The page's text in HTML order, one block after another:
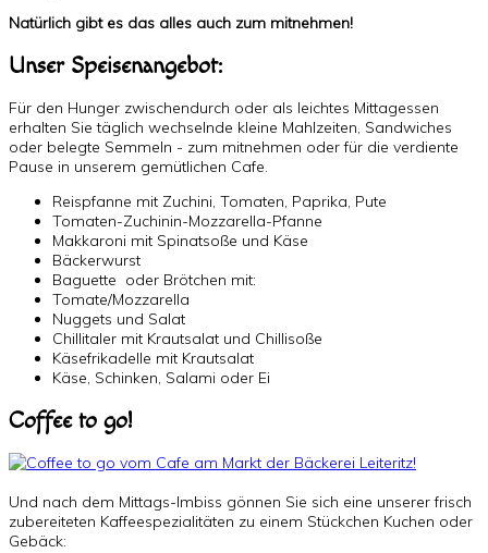
Natürlich gibt es das alles auch zum mitnehmen!
Unser Speisenangebot:
Für den Hunger zwischendurch oder als leichtes Mittagessen
erhalten Sie täglich wechselnde kleine Mahlzeiten, Sandwiches
oder belegte Semmeln - zum mitnehmen oder für die verdiente
Pause in unserem gemütlichen Cafe.
Reispfanne mit Zuchini, Tomaten, Paprika, Pute
Tomaten-Zuchinin-Mozzarella-Pfanne
Makkaroni mit Spinatsoße und Käse
Bäckerwurst
Baguette oder Brötchen mit:
Tomate/Mozzarella
Nuggets und Salat
Chillitaler mit Krautsalat und Chillisoße
Käsefrikadelle mit Krautsalat
Käse, Schinken, Salami oder Ei
Coffee to go!
Und nach dem Mittags-Imbiss gönnen Sie sich eine unserer frisch
zubereiteten Kaffeespezialitäten zu einem Stückchen Kuchen oder
Gebäck: